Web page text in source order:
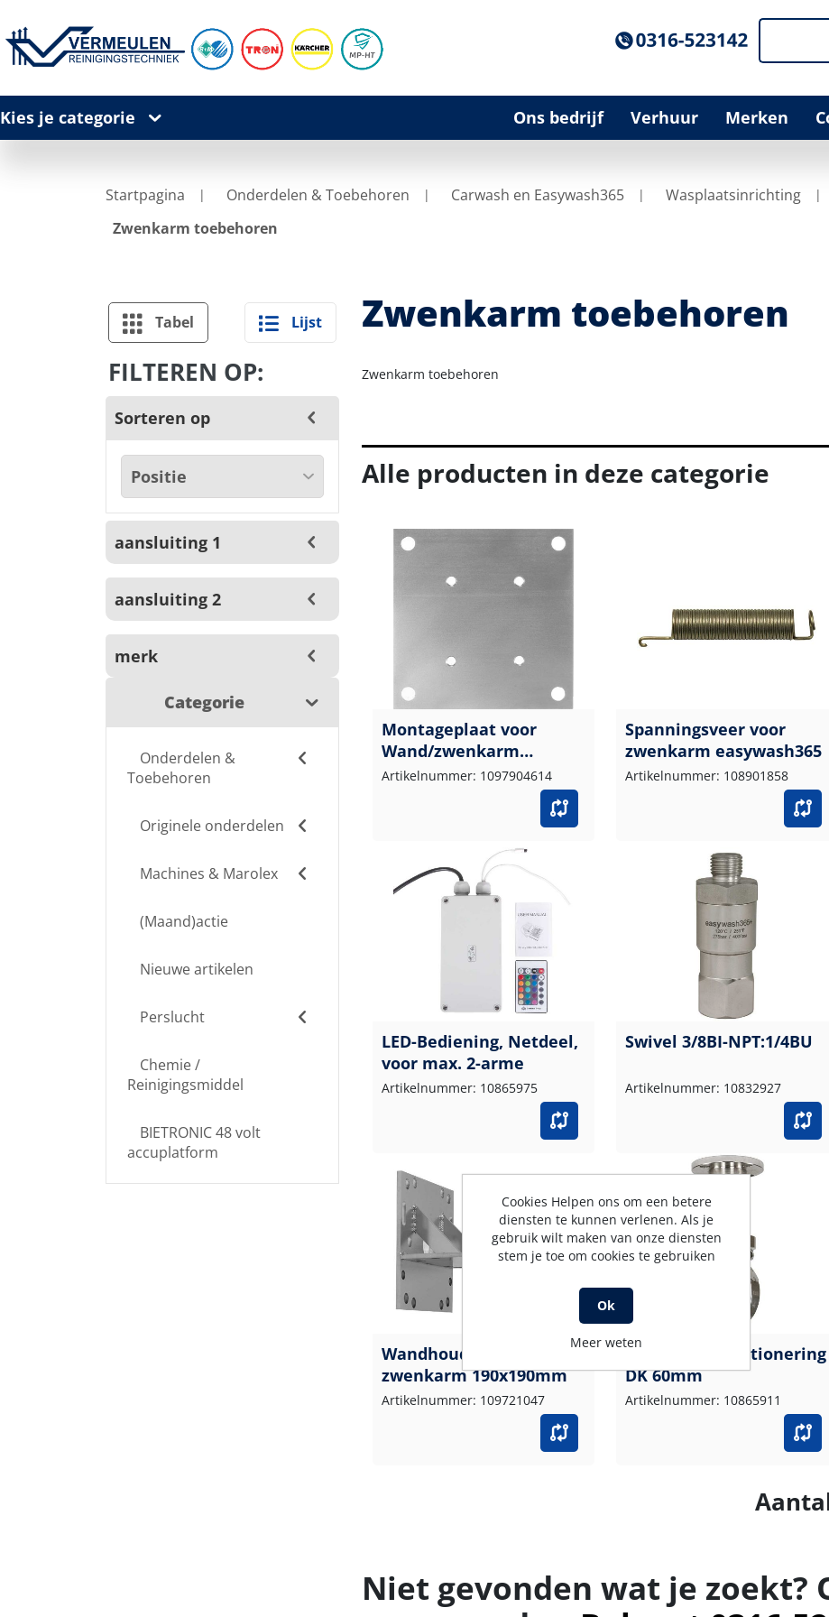
Kies je categorie Ons bedrijf Verhuur Merken
Startpagina Onderdelen & Toebehoren Carwash en Easywash365 Wasplaatsinrichting
Zwenkarm toebehoren
Tabel Lijst
FILTEREN OP:
Sorteren op
aansluiting 1
aansluiting 2
merk
Categorie
Onderdelen &
Toebehoren
Originele onderdelen
Machines & Marolex
(Maand)actie
Nieuwe artikelen
Perslucht
Chemie /
Reinigingsmiddel
BIETRONIC 48 volt
accuplatform
Zwenkarm toebehoren
Zwenkarm toebehoren
Alle producten in deze categorie
Montageplaat voor
Wand/zwenkarm
easywash
Artikelnummer: 1097904614
Spanningsveer voor
zwenkarm easywash365
Artikelnummer: 108901858
LED-Bediening, Netdeel,
voor max. 2-arme
Artikelnummer: 10865975
Swivel 3/8BI-NPT:1/4BU
Artikelnummer: 10832927
Wandhouder voor
zwenkarm 190x190mm
Artikelnummer: 109721047
Zwenkarm-Positionering
DK 60mm
Artikelnummer: 10865911
Niet gevonden wat je zoekt?
Cookies Helpen ons om een betere
diensten te kunnen verlenen. Als je
gebruik wilt maken van onze diensten
stem je toe om cookies te gebruiken
Ok
Meer weten